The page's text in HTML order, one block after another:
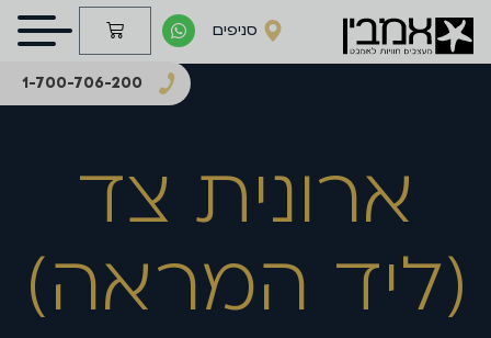
סניפים
1-700-706-200
ארונית צד
(ליד המראה)